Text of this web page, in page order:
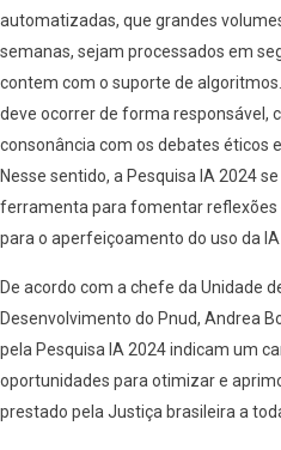
automatizadas, que grandes
semanas, sejam processados em
contem com o suporte de
deve ocorrer de forma responsável,
consonância com os debates éticos
Nesse sentido, a Pesquisa IA 2024
ferramenta para fomentar reflexões
para o aperfeiçoamento do uso da IA
De acordo com a chefe da Unidade
Desenvolvimento do Pnud, Andrea
pela Pesquisa IA 2024 indicam um
oportunidades para otimizar e
prestado pela Justiça brasileira a